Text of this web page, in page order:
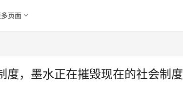
多页面
度，墨水正在摧毁现在的社会制度